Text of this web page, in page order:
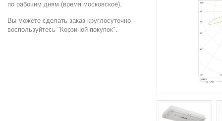
по рабочим дням (время московское).
Вы можете сделать заказ круглосуточно -
воспользуйтесь "Корзиной покупок".